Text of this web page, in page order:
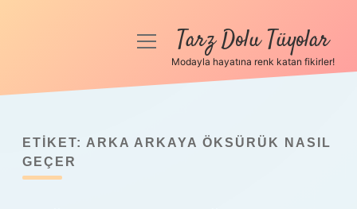
Anasayfa
Yasal Uyarı
menüyüTarz Dolu Tüyolar
Modayla hayatına renk katan fikirler!
ETIKET: ARKA ARKAYA ÖKSÜRÜK NASIL
GEÇER